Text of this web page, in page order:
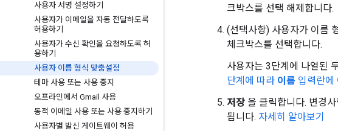
사용자 서명 설정하기
사용자가 이메일을 자동 전달하도록
허용하기
사용자가 수신 확인을 요청하도록 허
용하기
사용자 이름 형식 맞춤설정
테마 사용 또는 사용 중지
오프라인에서 Gmail 사용
동적 이메일 사용 또는 사용 중지하기
사용자별 발신 게이트웨이 허용
크박스를 선택 해제합니다.
(선택사항) 사용자가 이름
체크박스를 선택합니다.
사용자는 3단계에 나열된
단계에 따라 이름 입력란에
저장 을 클릭합니다. 변경
됩니다. 자세히 알아보기